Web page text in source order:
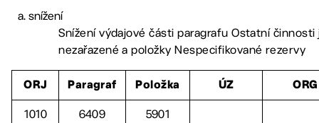
snížení
Snížení výdajové části paragrafu Ostatní činnosti
nezařazené a položky Nespecifikované rezervy
ORJ Paragraf Položka ÚZ ORG
1010 6409 5901